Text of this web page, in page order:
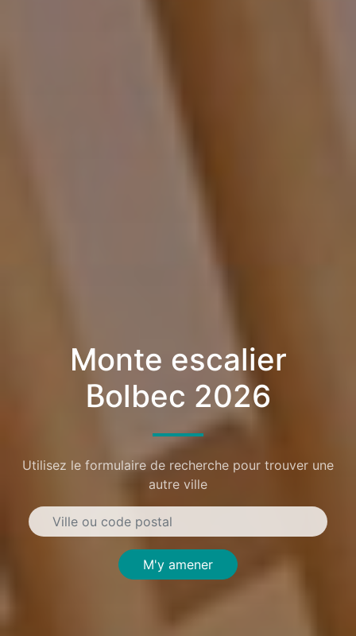
Monte escalier
Bolbec 2026
Utilisez le formulaire de recherche pour trouver une
autre ville
M'y amener